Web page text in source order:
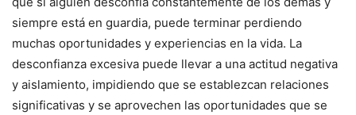
siempre está en guardia, puede terminar perdiendo
muchas oportunidades y experiencias en la vida. La
desconfianza excesiva puede llevar a una actitud negativa
y aislamiento, impidiendo que se establezcan relaciones
significativas y se aprovechen las oportunidades que se